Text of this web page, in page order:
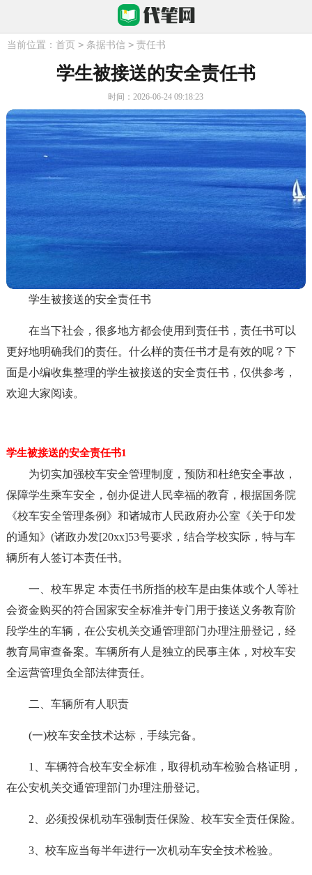
当前位置： 首页 > 条据书信 > 责任书
学生被接送的安全责任书
时间：2026-06-24 09:18:23
学生被接送的安全责任书
在当下社会，很多地方都会使用到责任书，责任书可以
更好地明确我们的责任。什么样的责任书才是有效的呢？下
面是小编收集整理的学生被接送的安全责任书，仅供参考，
欢迎大家阅读。
学生被接送的安全责任书1
为切实加强校车安全管理制度，预防和杜绝安全事故，
保障学生乘车安全，创办促进人民幸福的教育，根据国务院
《校车安全管理条例》和诸城市人民政府办公室《关于印发
的通知》(诸政办发[20xx]53号要求，结合学校实际，特与车
辆所有人签订本责任书。
一、校车界定 本责任书所指的校车是由集体或个人等社
会资金购买的符合国家安全标准并专门用于接送义务教育阶
段学生的车辆，在公安机关交通管理部门办理注册登记，经
教育局审查备案。车辆所有人是独立的民事主体，对校车安
全运营管理负全部法律责任。
二、车辆所有人职责
(一)校车安全技术达标，手续完备。
1、车辆符合校车安全标准，取得机动车检验合格证明，
在公安机关交通管理部门办理注册登记。
2、必须投保机动车强制责任保险、校车安全责任保险。
3、校车应当每半年进行一次机动车安全技术检验。